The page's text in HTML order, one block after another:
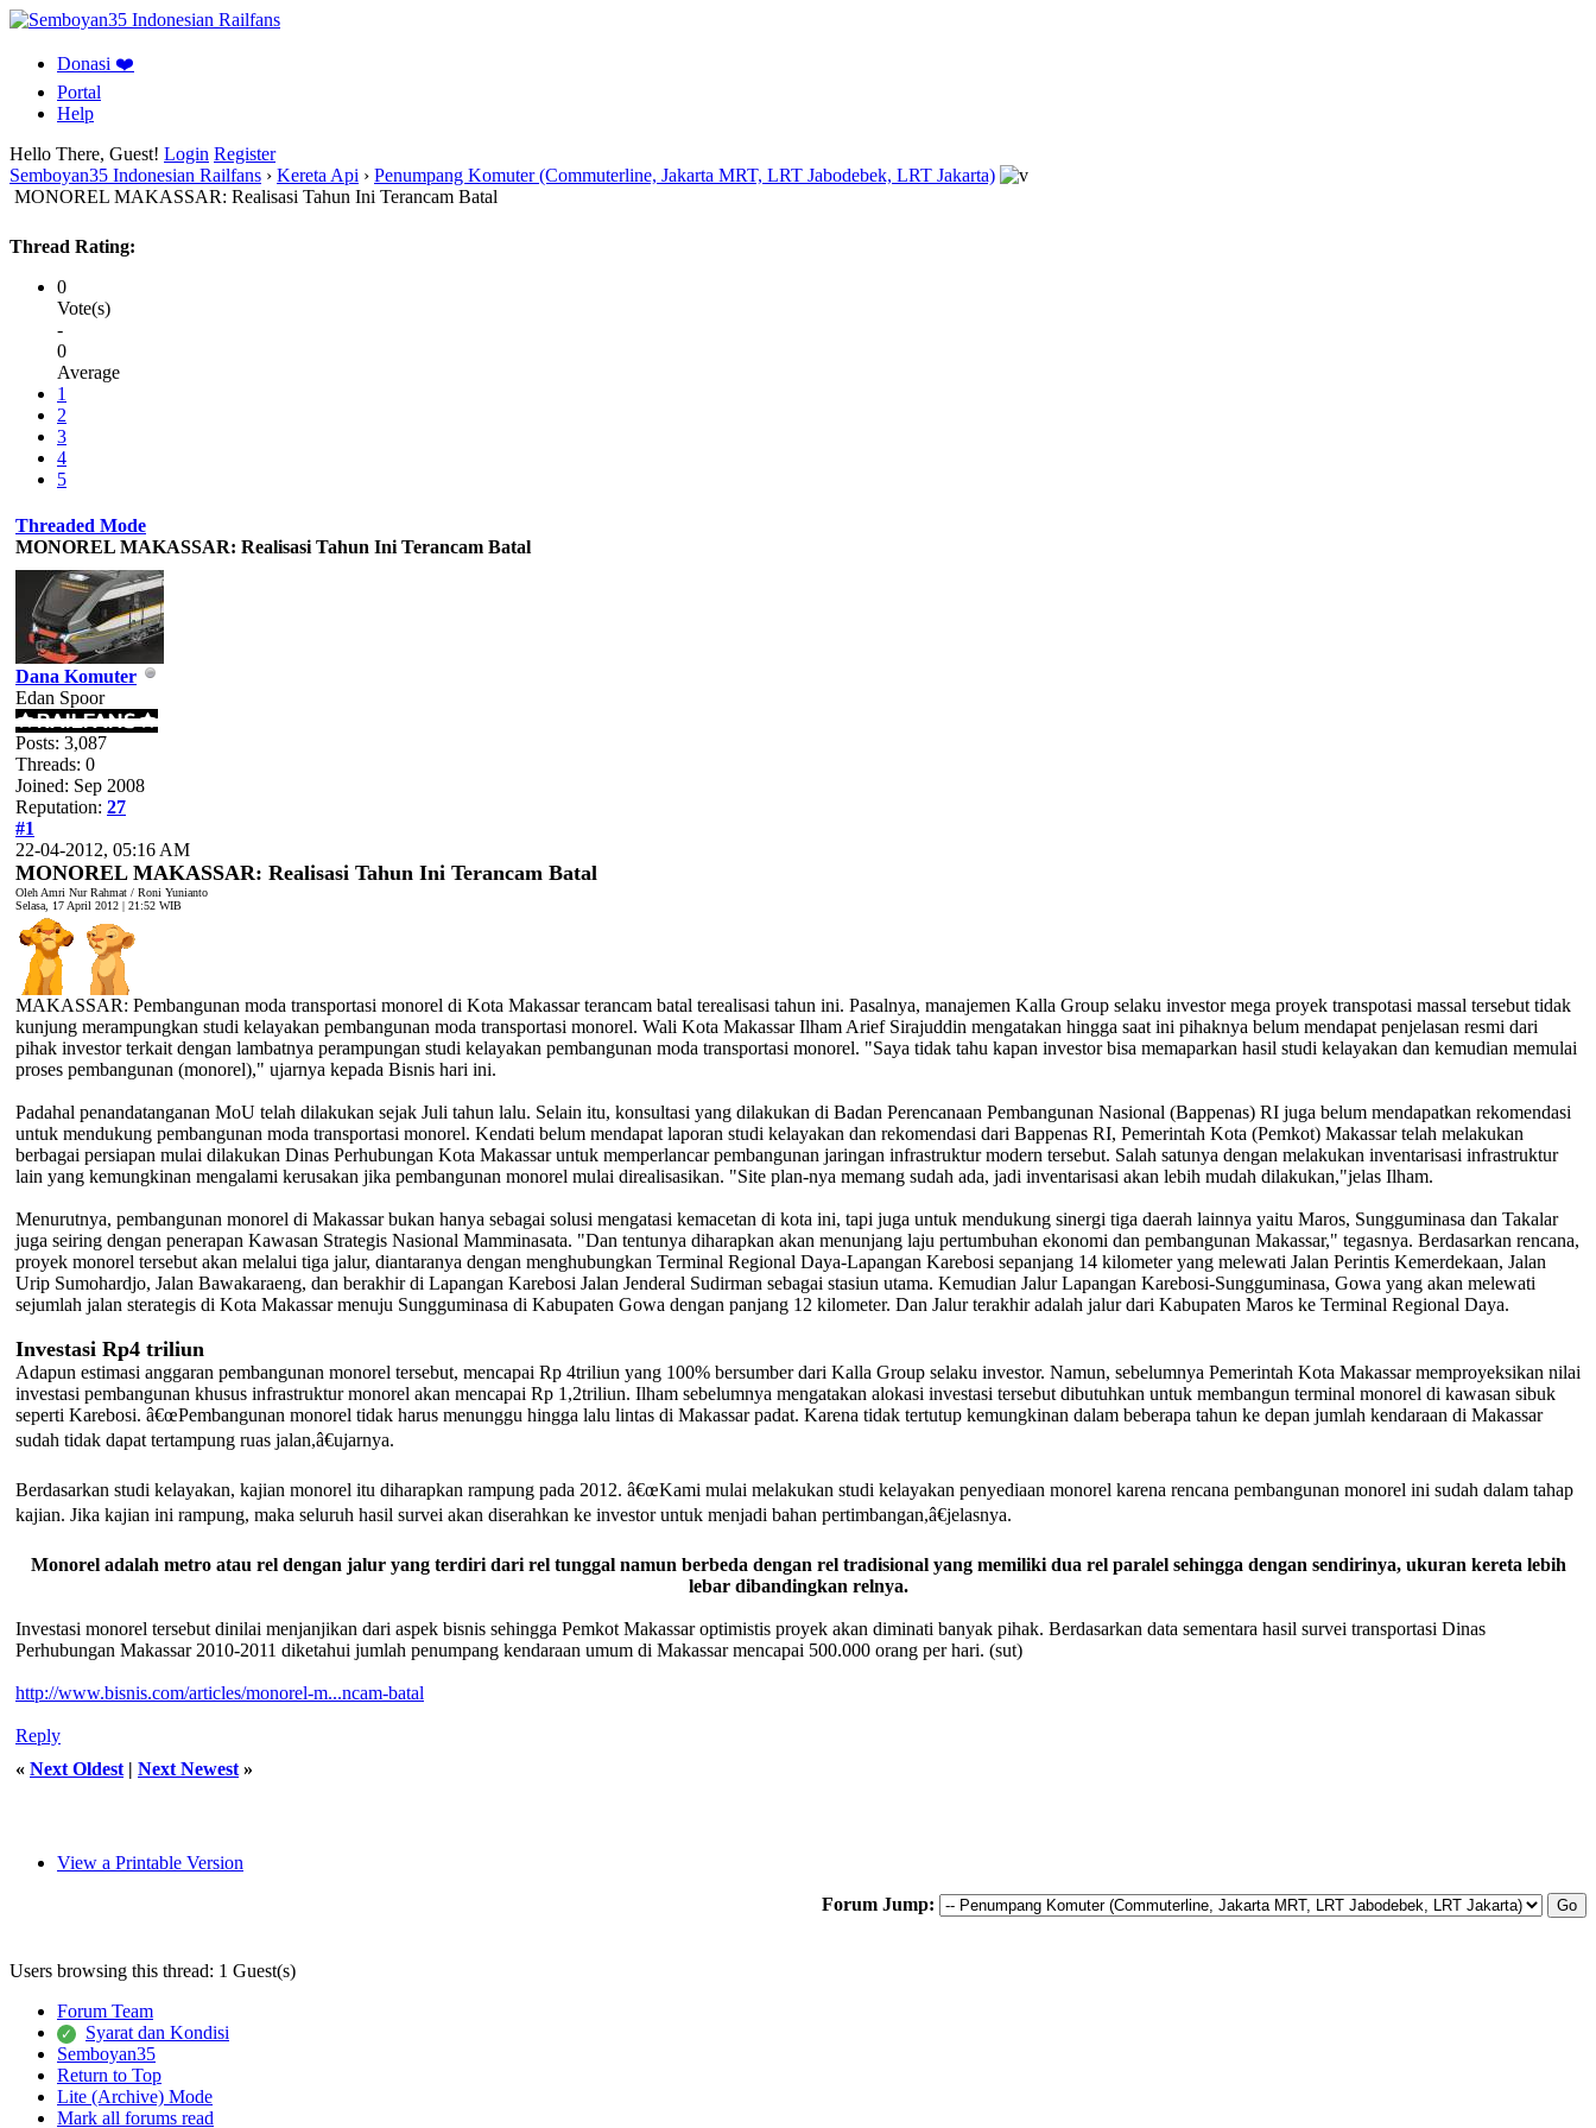
Donasi ❤️
Portal
Help
Hello There, Guest! Login Register
Semboyan35 Indonesian Railfans › Kereta Api › Penumpang Komuter (Commuterline, Jakarta MRT, LRT Jabodebek, LRT Jakarta)
MONOREL MAKASSAR: Realisasi Tahun Ini Terancam Batal
Thread Rating:
0
Vote(s)
-
0
Average
1
2
3
4
5
Threaded Mode
MONOREL MAKASSAR: Realisasi Tahun Ini Terancam Batal
Dana Komuter
Edan Spoor
Posts: 3,087
Threads: 0
Joined: Sep 2008
Reputation: 27
#1
22-04-2012, 05:16 AM
MONOREL MAKASSAR: Realisasi Tahun Ini Terancam Batal
Oleh Amri Nur Rahmat / Roni Yunianto
Selasa, 17 April 2012 | 21:52 WIB
MAKASSAR: Pembangunan moda transportasi monorel di Kota Makassar terancam batal terealisasi tahun ini. Pasalnya, manajemen Kalla Group selaku investor mega proyek transpotasi massal tersebut tidak
kunjung merampungkan studi kelayakan pembangunan moda transportasi monorel. Wali Kota Makassar Ilham Arief Sirajuddin mengatakan hingga saat ini pihaknya belum mendapat penjelasan resmi dari
pihak investor terkait dengan lambatnya perampungan studi kelayakan pembangunan moda transportasi monorel. "Saya tidak tahu kapan investor bisa memaparkan hasil studi kelayakan dan kemudian memulai
proses pembangunan (monorel)," ujarnya kepada Bisnis hari ini.
Padahal penandatanganan MoU telah dilakukan sejak Juli tahun lalu. Selain itu, konsultasi yang dilakukan di Badan Perencanaan Pembangunan Nasional (Bappenas) RI juga belum mendapatkan rekomendasi
untuk mendukung pembangunan moda transportasi monorel. Kendati belum mendapat laporan studi kelayakan dan rekomendasi dari Bappenas RI, Pemerintah Kota (Pemkot) Makassar telah melakukan
berbagai persiapan mulai dilakukan Dinas Perhubungan Kota Makassar untuk memperlancar pembangunan jaringan infrastruktur modern tersebut. Salah satunya dengan melakukan inventarisasi infrastruktur
lain yang kemungkinan mengalami kerusakan jika pembangunan monorel mulai direalisasikan. "Site plan-nya memang sudah ada, jadi inventarisasi akan lebih mudah dilakukan,"jelas Ilham.
Menurutnya, pembangunan monorel di Makassar bukan hanya sebagai solusi mengatasi kemacetan di kota ini, tapi juga untuk mendukung sinergi tiga daerah lainnya yaitu Maros, Sungguminasa dan Takalar
juga seiring dengan penerapan Kawasan Strategis Nasional Mamminasata. "Dan tentunya diharapkan akan menunjang laju pertumbuhan ekonomi dan pembangunan Makassar," tegasnya. Berdasarkan rencana,
proyek monorel tersebut akan melalui tiga jalur, diantaranya dengan menghubungkan Terminal Regional Daya-Lapangan Karebosi sepanjang 14 kilometer yang melewati Jalan Perintis Kemerdekaan, Jalan
Urip Sumohardjo, Jalan Bawakaraeng, dan berakhir di Lapangan Karebosi Jalan Jenderal Sudirman sebagai stasiun utama. Kemudian Jalur Lapangan Karebosi-Sungguminasa, Gowa yang akan melewati
sejumlah jalan sterategis di Kota Makassar menuju Sungguminasa di Kabupaten Gowa dengan panjang 12 kilometer. Dan Jalur terakhir adalah jalur dari Kabupaten Maros ke Terminal Regional Daya.
Investasi Rp4 triliun
Adapun estimasi anggaran pembangunan monorel tersebut, mencapai Rp 4triliun yang 100% bersumber dari Kalla Group selaku investor. Namun, sebelumnya Pemerintah Kota Makassar memproyeksikan nilai
investasi pembangunan khusus infrastruktur monorel akan mencapai Rp 1,2triliun. Ilham sebelumnya mengatakan alokasi investasi tersebut dibutuhkan untuk membangun terminal monorel di kawasan sibuk
seperti Karebosi. â€œPembangunan monorel tidak harus menunggu hingga lalu lintas di Makassar padat. Karena tidak tertutup kemungkinan dalam beberapa tahun ke depan jumlah kendaraan di Makassar
sudah tidak dapat tertampung ruas jalan,â€ujarnya.
Berdasarkan studi kelayakan, kajian monorel itu diharapkan rampung pada 2012. â€œKami mulai melakukan studi kelayakan penyediaan monorel karena rencana pembangunan monorel ini sudah dalam tahap
kajian. Jika kajian ini rampung, maka seluruh hasil survei akan diserahkan ke investor untuk menjadi bahan pertimbangan,â€jelasnya.
Monorel adalah metro atau rel dengan jalur yang terdiri dari rel tunggal namun berbeda dengan rel tradisional yang memiliki dua rel paralel sehingga dengan sendirinya, ukuran kereta lebih
lebar dibandingkan relnya.
Investasi monorel tersebut dinilai menjanjikan dari aspek bisnis sehingga Pemkot Makassar optimistis proyek akan diminati banyak pihak. Berdasarkan data sementara hasil survei transportasi Dinas
Perhubungan Makassar 2010-2011 diketahui jumlah penumpang kendaraan umum di Makassar mencapai 500.000 orang per hari. (sut)
http://www.bisnis.com/articles/monorel-m...ncam-batal
Reply
« Next Oldest | Next Newest »
View a Printable Version
Forum Jump:
Users browsing this thread: 1 Guest(s)
Forum Team
Syarat dan Kondisi
Semboyan35
Return to Top
Lite (Archive) Mode
Mark all forums read